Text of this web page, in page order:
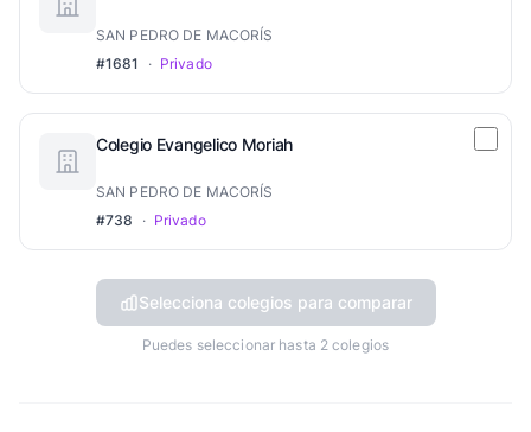
SAN PEDRO DE MACORÍS
#1681
· Privado
Colegio Evangelico Moriah
SAN PEDRO DE MACORÍS
#738
· Privado
Selecciona colegios para comparar
Puedes seleccionar hasta 2 colegios